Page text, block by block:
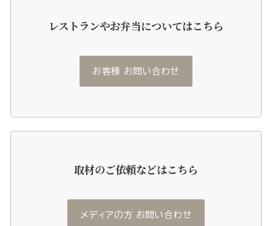
レストランやお弁当についてはこちら
お客様 お問い合わせ
取材のご依頼などはこちら
メディアの方 お問い合わせ